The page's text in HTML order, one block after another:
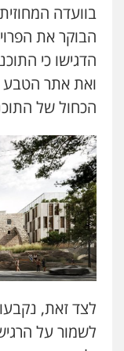
בוועדה
הדגישו כי
ואת אתר הטבע
הכחול של
לצד זאת,
לשמור על